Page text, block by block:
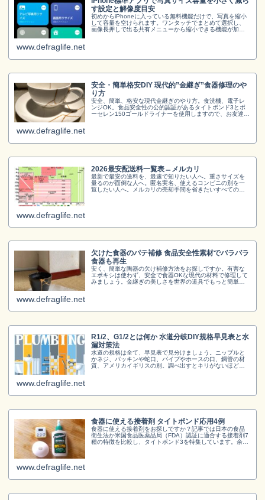
す設定と解像度目安
初めからiPhoneに入っている無料機能だけで、写真を縮小
して容量を空けられます。ワンタッチでまとめて選択し、
画像長押しで出る共有メニューから縮小できる機能が加わ
www.defraglife.net
安全・簡単格安DIY 現代的”金継ぎ”食器修理のや
り方
安全、簡単、格安な現代金継ぎのやり方。食洗機、電子レ
ンジOK。食品安全性の公的認証があるタイトボンド3とポ
ーセレン150ゴールドライナーを使用しますので、お友達や
www.defraglife.net
2026最安配送料一覧表﹘メルカリ
最新で最安の送料を、最速で知りたい人へ。重さサイズを
量るのが面倒な人へ。匿名実名、使えるコンビニの別を一
覧したい人へ。メルカリの売却手間を省きたいすべての売
www.defraglife.net
欠けた食器のパテ補修 食品安全性素材でバラバラ
食器も再生
安く、簡単な陶器の欠け補修方法をお探しですか。有害な
エポキシは使わず、安全で食器OKな現代の材料で修理して
みましょう。金継ぎの美しさを世界の道具でもっと簡単に
www.defraglife.net
R1/2、G1/2とは何か 水道分岐DIY規格早見表と水
漏対策法
水道の規格は全て、早見表で見分けましょう。ニップルと
かネジ、パッキンや蛇口、パイプやホースの口、鋼管の材
質、アメリカイギリスの別。調べ出すとキリがないほど乱
www.defraglife.net
食器に使える接着剤 タイトボンド応用4例
食器に使える接着剤をお探しですか？記事では日本の食品
衛生法か米国食品医薬品局（FDA）認証に適合する接着剤7
種の特徴を比較し、タイトボンド3を特集しています。余り
www.defraglife.net